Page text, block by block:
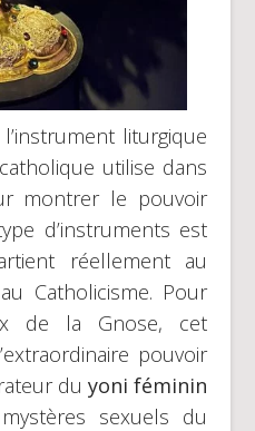
liturgique
utilise dans
montrer le pouvoir
d’instruments est
réellement au
Catholicisme. Pour
de la Gnose, cet
pouvoir
duyoni féminin
sexuels du